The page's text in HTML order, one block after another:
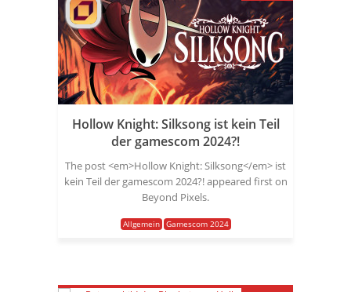
Hollow Knight: Silksong ist kein Teil
der gamescom 2024?!
The post <em>Hollow Knight: Silksong</em> ist
kein Teil der gamescom 2024?! appeared first on
Beyond Pixels.
Allgemein Gamescom 2024